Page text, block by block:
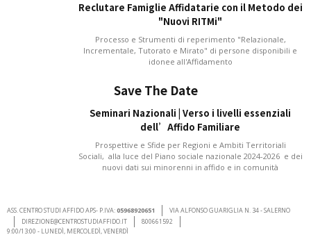
Reclutare Famiglie Affidatarie con il Metodo dei
"Nuovi RITMi"
Processo e Strumenti di reperimento "Relazionale,
Incrementale, Tutorato e Mirato" di persone disponibili e
idonee all'Affidamento
Save The Date
Seminari Nazionali | Verso i livelli essenziali
dell’Affido Familiare
Prospettive e Sfide per Regioni e Ambiti Territoriali
Sociali, alla luce del Piano sociale nazionale 2024-2026 e dei
nuovi dati sui minorenni in affido e in comunità
ASS. CENTRO STUDI AFFIDO APS- P.IVA:05968920651
VIA ALFONSO GUARIGLIA N. 34 - SALERNO
DIREZIONE@CENTROSTUDIAFFIDO.IT
800661592
9:00/13:00 - LUNEDÌ, MERCOLEDÌ, VENERDÌ